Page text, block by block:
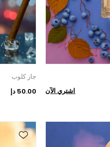
اشتري الآن
جاز كلوب
50.00 دإ